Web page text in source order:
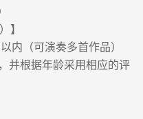
】
内（可演奏多首作品）
并根据年龄采用相应的评